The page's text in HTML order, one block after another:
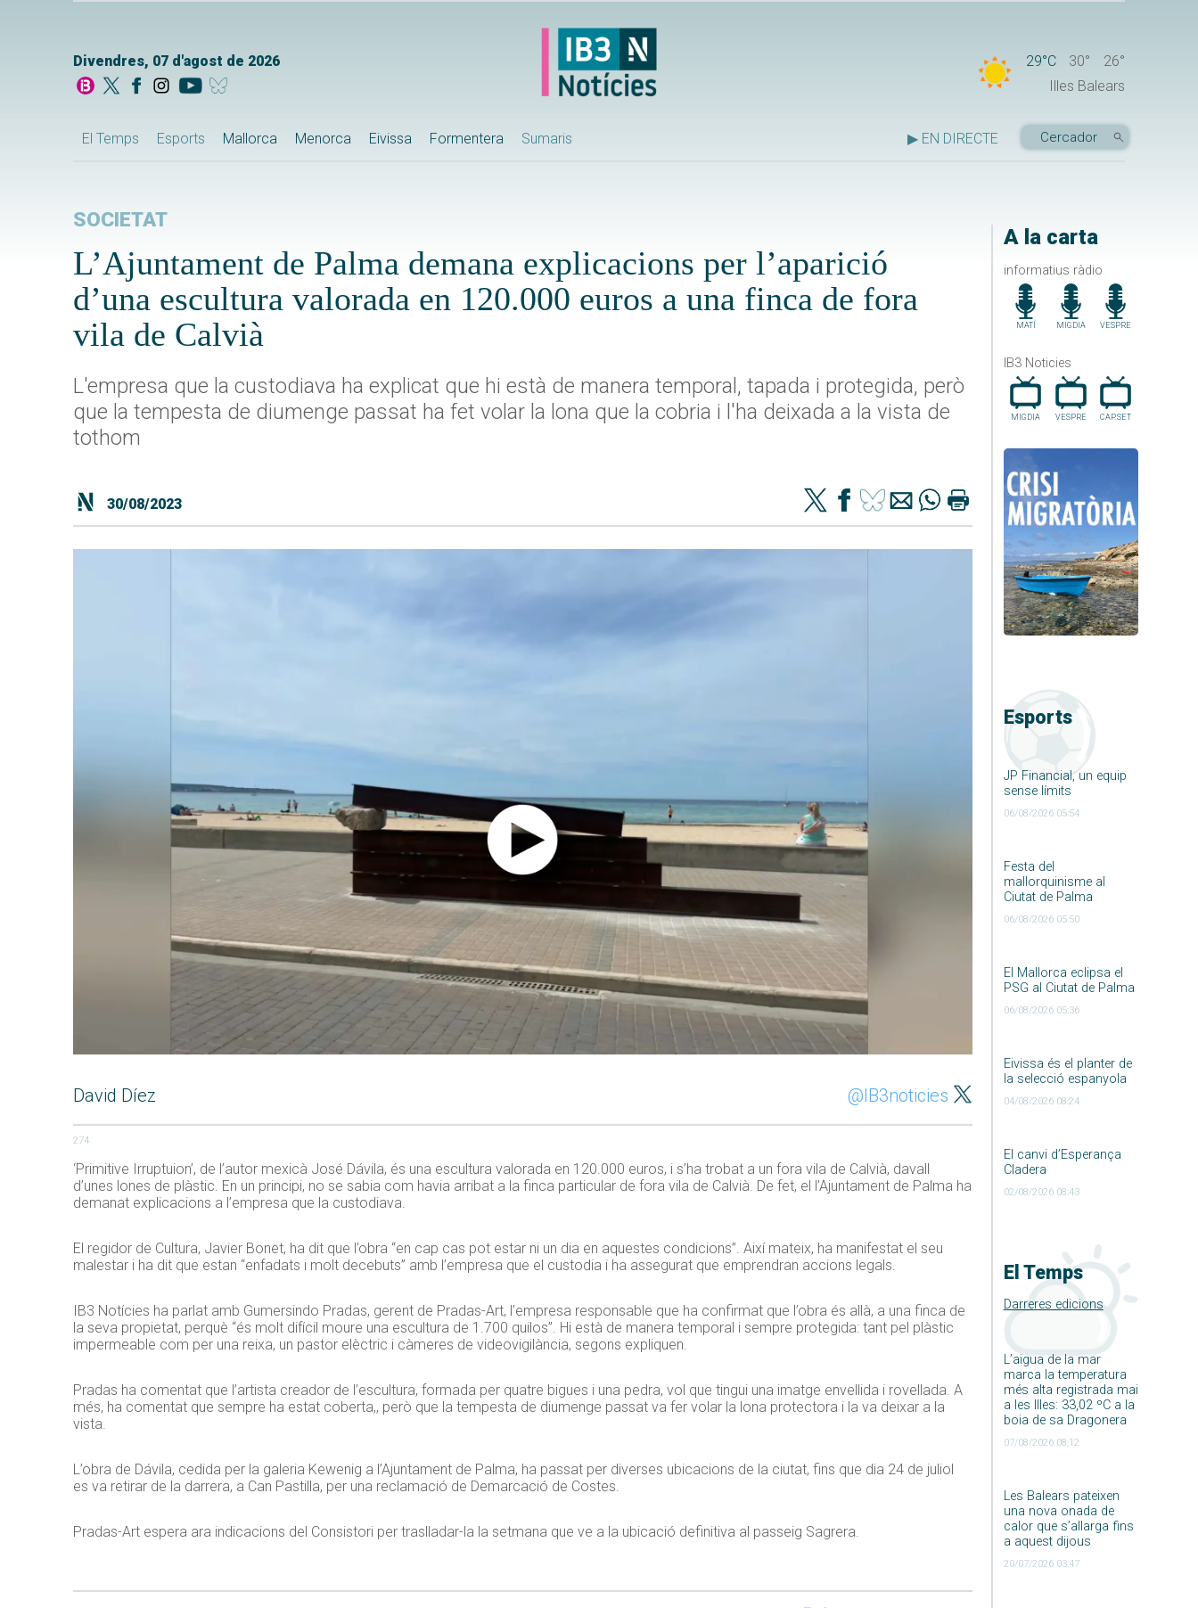
Divendres, 07 d'agost de 2026 29°C 30°
26°
Illes Balears
El Temps Esports Mallorca Menorca Eivissa Formentera Sumaris ▶ EN DIRECTE
A la carta
informatius ràdio
MATÍ MIGDIA VESPRE
IB3 Noticies
MIGDIA VESPRE CAP.SET
Esports
JP Financial, un equip
sense límits
06/08/2026 05:54
Festa del
mallorquinisme al
Ciutat de Palma
06/08/2026 05:50
El Mallorca eclipsa el
PSG al Ciutat de Palma
06/08/2026 05:36
Eivissa és el planter de
la selecció espanyola
04/08/2026 08:24
El canvi d’Esperança
Cladera
02/08/2026 08:43
El Temps
Darreres edicions
L’aigua de la mar
marca la temperatura
més alta registrada mai
a les Illes: 33,02 ºC a la
boia de sa Dragonera
07/08/2026 08:12
Les Balears pateixen
una nova onada de
calor que s’allarga fins
a aquest dijous
20/07/2026 03:47
SOCIETAT
L’Ajuntament de Palma demana explicacions per l’aparició
d’una escultura valorada en 120.000 euros a una finca de fora
vila de Calvià
L'empresa que la custodiava ha explicat que hi està de manera temporal, tapada i protegida, però
que la tempesta de diumenge passat ha fet volar la lona que la cobria i l'ha deixada a la vista de
tothom
30/08/2023
David Díez @IB3noticies
274
‘Primitive Irruptuion’, de l’autor mexicà José Dávila, és una escultura valorada en 120.000 euros, i s’ha trobat a un fora vila de Calvià, davall
d’unes lones de plàstic. En un principi, no se sabia com havia arribat a la finca particular de fora vila de Calvià. De fet, el l’Ajuntament de Palma ha
demanat explicacions a l’empresa que la custodiava.
El regidor de Cultura, Javier Bonet, ha dit que l’obra “en cap cas pot estar ni un dia en aquestes condicions”. Així mateix, ha manifestat el seu
malestar i ha dit que estan “enfadats i molt decebuts” amb l’empresa que el custodia i ha assegurat que emprendran accions legals.
IB3 Notícies ha parlat amb Gumersindo Pradas, gerent de Pradas-Art, l’empresa responsable que ha confirmat que l’obra és allà, a una finca de
la seva propietat, perquè “és molt difícil moure una escultura de 1.700 quilos”. Hi està de manera temporal i sempre protegida: tant pel plàstic
impermeable com per una reixa, un pastor elèctric i càmeres de videovigilància, segons expliquen.
Pradas ha comentat que l’artista creador de l’escultura, formada per quatre bigues i una pedra, vol que tingui una imatge envellida i rovellada. A
més, ha comentat que sempre ha estat coberta,, però que la tempesta de diumenge passat va fer volar la lona protectora i la va deixar a la
vista.
L’obra de Dávila, cedida per la galeria Kewenig a l’Ajuntament de Palma, ha passat per diverses ubicacions de la ciutat, fins que dia 24 de juliol
es va retirar de la darrera, a Can Pastilla, per una reclamació de Demarcació de Costes.
Pradas-Art espera ara indicacions del Consistori per traslladar-la la setmana que ve a la ubicació definitiva al passeig Sagrera.